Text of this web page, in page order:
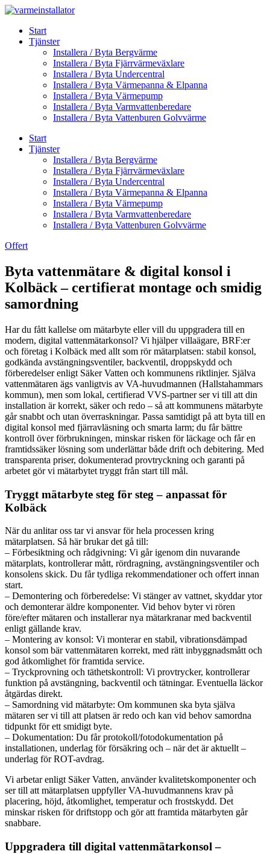
Skip
contentStart
Tjänster
Installera / Byta Bergvärme
Installera / Byta Fjärrvärmeväxlare
Installera / Byta Undercentral
Installera / Byta Värmepanna & Elpanna
Installera / Byta Värmepump
Installera / Byta Varmvattenberedare
Installera / Byta Vattenburen Golvvärme
Start
Tjänster
Installera / Byta Bergvärme
Installera / Byta Fjärrvärmeväxlare
Installera / Byta Undercentral
Installera / Byta Värmepanna & Elpanna
Installera / Byta Värmepump
Installera / Byta Varmvattenberedare
Installera / Byta Vattenburen Golvvärme
Offert
Byta vattenmätare & digital konsol i
Kolbäck – certifierat montage och smidig
samordning
Har du fått kallelse om mätarbyte eller vill du uppgradera till en
modern, digital vattenmätarkonsol? Vi hjälper villaägare, BRF:er
och företag i Kolbäck med allt som rör mätarplatsen: stabil konsol,
godkända avstängningsventiler, backventil, droppskydd och
förberedelser enligt Säker Vatten och kommunens riktlinjer. Själva
vattenmätaren ägs vanligtvis av VA-huvudmannen (Hallstahammars
kommun), men som lokal, certifierad VVS-partner ser vi till att din
installation är korrekt, säker och redo – så att kommunens mätarbyte
går snabbt och utan överraskningar. Passa samtidigt på att byta till en
digital konsol med fjärravläsning och smarta larm; du får bättre
kontroll över förbrukningen, minskar risken för läckage och får en
framtidssäker lösning som underlättar både drift och debitering. Med
transparenta priser, dokumenterad provtryckning och garanti på
arbetet gör vi mätarbytet tryggt från start till mål.
Tryggt mätarbyte steg för steg – anpassat för
Kolbäck
När du anlitar oss tar vi ansvar för hela processen kring
mätarplatsen. Så här brukar det gå till:
– Förbesiktning och rådgivning: Vi går igenom din nuvarande
mätarplats, kontrollerar mått, rördragning, avstängningsventiler och
konsolens skick. Du får tydliga rekommendationer och offert innan
start.
– Demontering och förberedelse: Vi stänger av vattnet, skyddar ytor
och demonterar äldre komponenter. Vid behov byter vi rören
före/efter mätaren och installerar nya mätarkranar med backventil
enligt gällande krav.
– Montering av konsol: Vi monterar en stabil, vibrationsdämpad
konsol som bär vattenmätaren korrekt, med rätt inbyggnadsmått och
god åtkomlighet för framtida service.
– Tryckprovning och täthetskontroll: Vi provtrycker, kontrollerar
funktion på avstängning, backventil och tätningar. Eventuella läckor
åtgärdas direkt.
– Samordning vid mätarbyte: Om kommunen ska byta själva
mätaren ser vi till att platsen är redo och kan vid behov samordna
tidpunkt för ett smidigt byte.
– Dokumentation: Du får protokoll/fotodokumentation på
installationen, underlag för försäkring och – när det är aktuellt –
underlag för ROT-avdrag.
Vi arbetar enligt Säker Vatten, använder kvalitetskomponenter och
ser till att mätarplatsen uppfyller VA-huvudmannens krav på
placering, höjd, åtkomlighet, temperatur och frostskydd. Det
minskar risken för driftstopp och gör att framtida mätarbyten går
snabbare.
Uppgradera till digital vattenmätarkonsol –